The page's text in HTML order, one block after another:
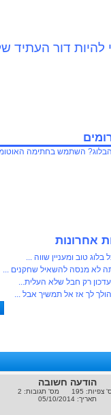
להיות דור העתיד
השתמש בחתימה
אחרונות
טוב ומעניין שווה ...
לא מנסה להשאיל שחקנים ...
עדכון רק חבל שלא העלית...
לך אז אל תמשיך אבל ...
הודעה חשובה
195 מס' תגובות: 2
תאריך: 05/10/2014